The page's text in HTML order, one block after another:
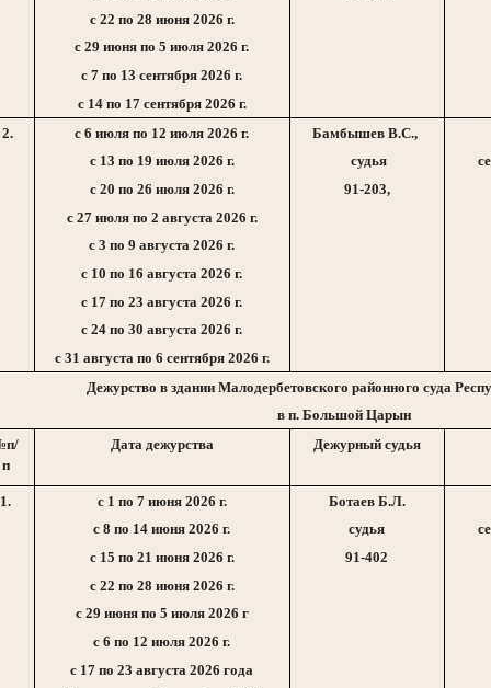
с 22 по 28 июня 2026 г.
с 29 июня по 5 июля2026 г.
с 7 по 13 сентября2026 г.
с 14 по 17 сентября 2026 г.
с 6 июля по 12 июля2026 г.
с 13 по 19 июля 2026 г.
с 20 по 26 июля 2026 г.
с 27 июля по 2 августа 2026 г.
с 3 по 9 августа2026 г.
с 10 по 16 августа2026 г.
с 17 по 23 августа2026 г.
с 24 по 30 августа2026 г.
с 31 августа по 6 сентября 2026 г.
Бамбышев В.С.,
судья
91-203,
Дежурство в здании Малодербетовского районного суда
в п. Большой Царын
п
Дата дежурства Дежурный судья
1. с 1 по 7 июня 2026 г.
с 8 по 14 июня2026 г.
с 15 по 21 июня 2026 г.
с 22 по 28 июня 2026 г.
с 29 июня по 5 июля 2026 г
с 6 по 12 июля2026 г.
с 17 по 23 августа 2026 года
Ботаев Б.Л.
судья
91-402